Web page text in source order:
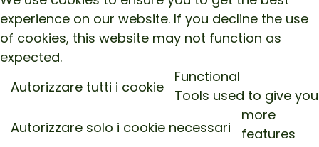
experience on our website. If you decline the use
of cookies, this website may not function as
expected.
Autorizzare tutti i cookie
Autorizzare solo i cookie necessari
Functional
Tools used to give you
more
features